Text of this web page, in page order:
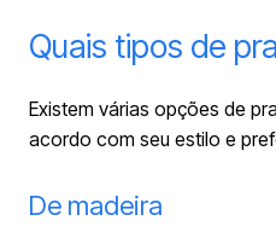
Quais tipos de
Existem várias opções de
acordo com seu estilo e
De madeira